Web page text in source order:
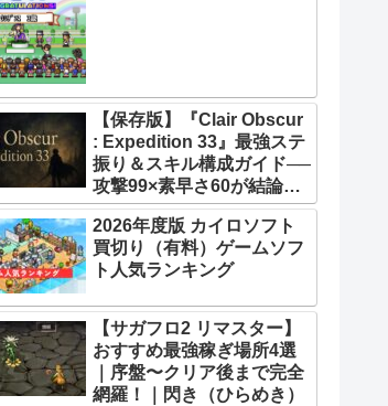
【保存版】『Clair Obscur
: Expedition 33』最強ステ
振り＆スキル構成ガイド──
攻撃99×素早さ60が結論！
全キャラ万能ビルド徹底解
説
2026年度版 カイロソフト
買切り（有料）ゲームソフ
ト人気ランキング
【サガフロ2 リマスター】
おすすめ最強稼ぎ場所4選
｜序盤〜クリア後まで完全
網羅！｜閃き（ひらめき）